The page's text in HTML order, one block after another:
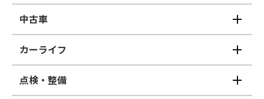
中古車
カーライフ
点検・整備